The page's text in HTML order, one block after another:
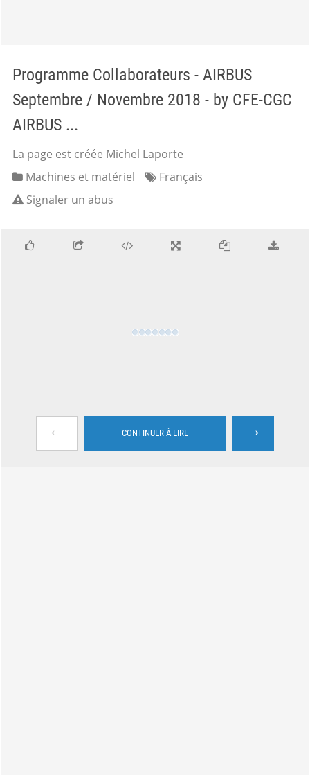
Programme Collaborateurs - AIRBUS
Septembre / Novembre 2018 - by CFE-CGC
AIRBUS ...
La page est créée Michel Laporte
Machines et matériel
Français
Signaler un abus
← CONTINUER À LIRE →